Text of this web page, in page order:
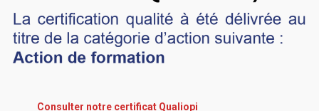
Consulter notre certificat Qualiopi